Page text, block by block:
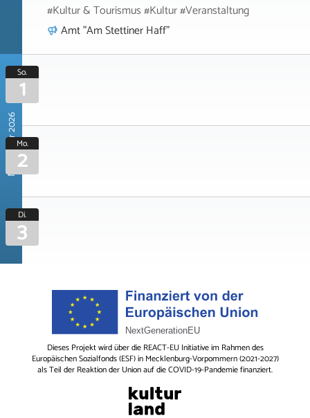
#Kultur & Tourismus #Kultur #Veranstaltung
Amt "Am Stettiner Haff"
November 2026
So.
1
Mo.
2
Di.
3
Dieses Projekt wird über die REACT-EU Initiative im Rahmen des
Europäischen Sozialfonds (ESF) in Mecklenburg-Vorpommern (2021-2027)
als Teil der Reaktion der Union auf die COVID-19-Pandemie finanziert.